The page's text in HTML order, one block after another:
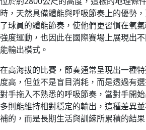
時，天然具備體能與呼吸節奏上的優勢
了球員的體能節奏，使他們更習慣在氧
強度運動，也因此在國際賽場上展現出
能輸出模式。
在高海拔的比賽，節奏通常呈現出一種
度高，但並不是盲目消耗，而是透過有
對手拖入不熟悉的呼吸節奏，當對手開
多則能維持相對穩定的輸出，這種差異
補的，而是長期生活與訓練所累積的結果